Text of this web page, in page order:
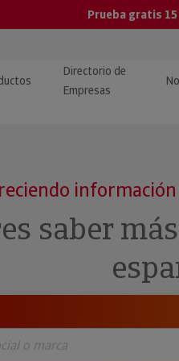
Prueba gratis
y ERP
· Recuperación de
Directorio de
Empresas
Pública
Investigada
saber